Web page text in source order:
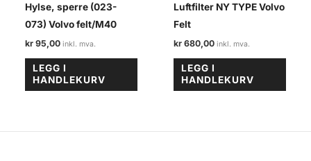
Hylse, sperre (023-
073) Volvo felt/M40
kr 95,00
LEGG I
HANDLEKURV
Luftfilter NY TYPE Volvo
Felt
kr 680,00
LEGG I
HANDLEKURV